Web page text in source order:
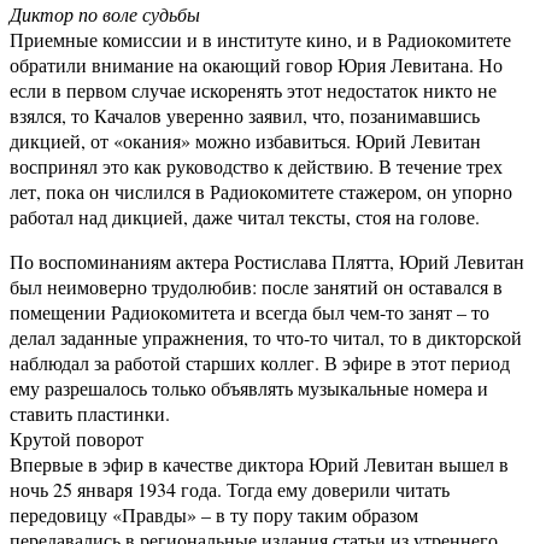
Диктор по воле судьбы
Приемные комиссии и в институте кино, и в Радиокомитете
обратили внимание на окающий говор Юрия Левитана. Но
если в первом случае искоренять этот недостаток никто не
взялся, то Качалов уверенно заявил, что, позанимавшись
дикцией, от «окания» можно избавиться. Юрий Левитан
воспринял это как руководство к действию. В течение трех
лет, пока он числился в Радиокомитете стажером, он упорно
работал над дикцией, даже читал тексты, стоя на голове.
По воспоминаниям актера Ростислава Плятта, Юрий Левитан
был неимоверно трудолюбив: после занятий он оставался в
помещении Радиокомитета и всегда был чем-то занят – то
делал заданные упражнения, то что-то читал, то в дикторской
наблюдал за работой старших коллег. В эфире в этот период
ему разрешалось только объявлять музыкальные номера и
ставить пластинки.
Крутой поворот
Впервые в эфир в качестве диктора Юрий Левитан вышел в
ночь 25 января 1934 года. Тогда ему доверили читать
передовицу «Правды» – в ту пору таким образом